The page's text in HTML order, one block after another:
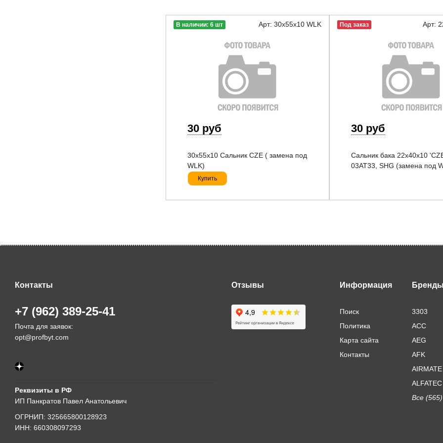
В наличии: 6 шт Арт: 30x55x10 WLK
30 руб
30x55x10 Сальник CZE ( замена под
WLK)
Купить
Под заказ Арт:
30 руб
Сальник бака 22x40x10
03AT33, SHG (замена под
Контакты
+7 (962) 389-25-41
Почта для заявок:
opt@profbyt.com
Реквизиты в РФ
ИП Панкратов Павел Анатольевич
ОГРНИП: 325665800128923
ИНН: 660308097293
Отзывы Информация
Поиск
Политика
Карта сайта
Контакты
3303
ACC
AEG
AFK
AIRMATE
ALFATEC
Все